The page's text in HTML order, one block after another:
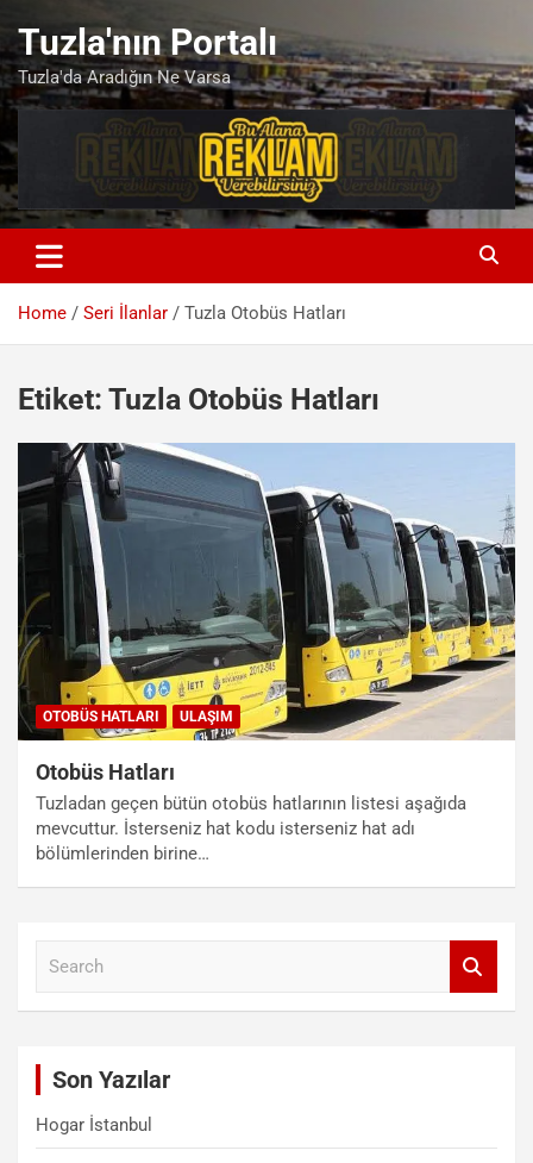
content
Tuzla'nın Portalı
Tuzla'da Aradığın Ne Varsa
Home Seri İlanlar Tuzla Otobüs Hatları
Etiket: Tuzla Otobüs Hatları
OTOBÜS HATLARI ULAŞIM
Otobüs Hatları
Tuzladan geçen bütün otobüs hatlarının listesi aşağıda
mevcuttur. İsterseniz hat kodu isterseniz hat adı
bölümlerinden birine…
Son Yazılar
Hogar İstanbul